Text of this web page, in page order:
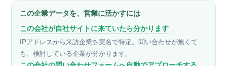
この企業データを、営業に活かすには
この会社が自社サイトに来ていたら分かります
IPアドレスから来訪企業を実名で特定。問い合わせが無くて
も、検討している企業が分かります。